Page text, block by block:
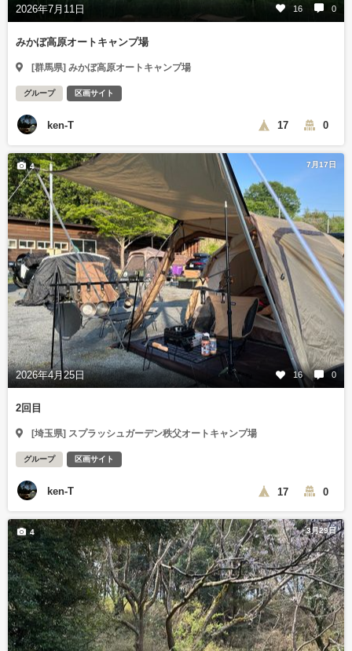
2026年7月11日 16 0
みかぼ高原オートキャンプ場
[群馬県] みかぼ高原オートキャンプ場
グループ 区画サイト
ken-T 17 0
7月17日
2026年4月25日 16 0
4
2回目
[埼玉県] スプラッシュガーデン秩父オートキャンプ場
グループ 区画サイト
ken-T 17 0
3月29日
4